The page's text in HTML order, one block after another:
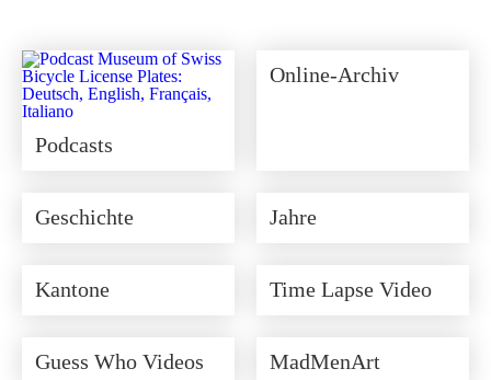
Podcasts
Online-Archiv
Geschichte Jahre
Kantone Time Lapse Video
Guess Who Videos MadMenArt